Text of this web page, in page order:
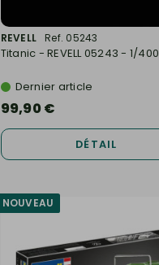
REVELL Ref. 05243
Titanic - REVELL 05243 - 1/400
Dernier article
99,90 €
DÉTAIL
NOUVEAU